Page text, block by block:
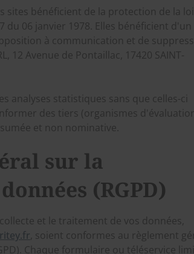
sites bénéficient de la protection de la loi
du 06 janvier 1978. Elles bénéficient d'un
à communication et de
12 Avenue de Pontaillac, 17420 SAINT-
analyses statistiques sans que celles-ci
des tiers (organismes
et non nominative.
sur la
(RGPD)
et le traitement de vos données,
, soient conformes au règlement
Chaque formulaire ou téléservice